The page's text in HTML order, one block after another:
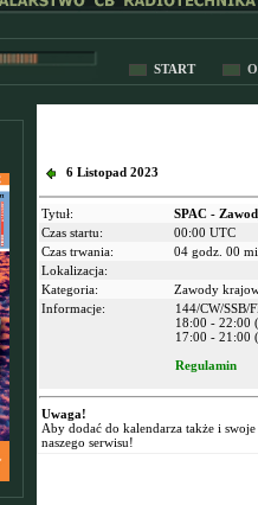
START
6 Listopad 2023
Tytuł:
SPAC -
Czas startu:
00:00 UTC
Czas trwania:
04 godz. 00
Lokalizacja:
Kategoria:
Zawody
Informacje:
144/CW/SSB/
18:00 - 22:00
17:00 - 21:00
Regulamin
Uwaga!
Aby dodać do kalendarza także i
naszego serwisu!